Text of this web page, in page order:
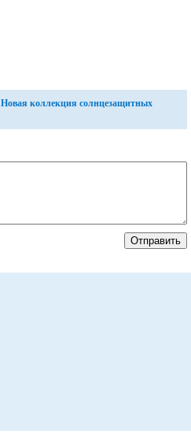
Новая коллекция солнцезащитных